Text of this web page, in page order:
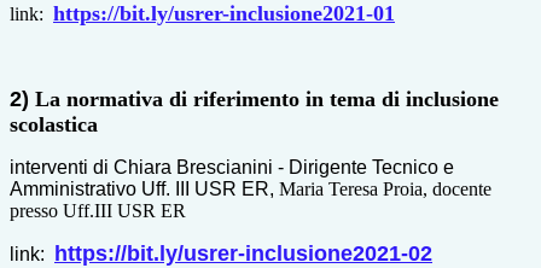
link: https://bit.ly/usrer-inclusione2021-01
2) La normativa di riferimento in tema di inclusione
scolastica
interventi di Chiara Brescianini - Dirigente Tecnico e
Amministrativo Uff. III USR ER, Maria Teresa Proia, docente
presso Uff.III USR ER
link: https://bit.ly/usrer-inclusione2021-02